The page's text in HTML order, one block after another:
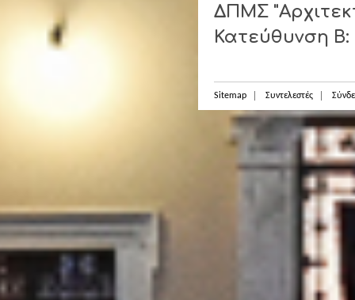
ΔΠΜΣ
Κατεύθυνση
Sitemap Συντελεστές